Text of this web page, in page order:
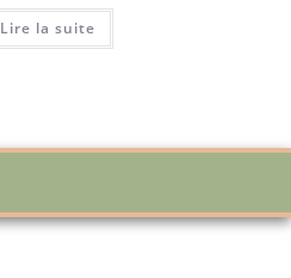
Lire la suite